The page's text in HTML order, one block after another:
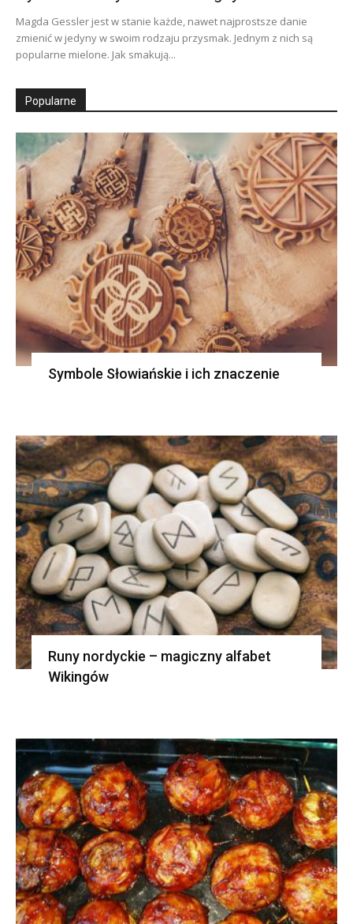
Magda Gessler jest w stanie każde, nawet najprostsze danie
zmienić w jedyny w swoim rodzaju przysmak. Jednym z nich są
popularne mielone. Jak smakują...
Popularne
Symbole Słowiańskie i ich znaczenie
Runy nordyckie – magiczny alfabet
Wikingów